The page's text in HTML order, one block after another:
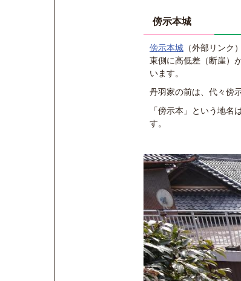
傍示本城
傍示本城 （外部リンク）
東側に高低差（断崖）
います。
丹羽家の前は、代々傍
「傍示本」という地
す。